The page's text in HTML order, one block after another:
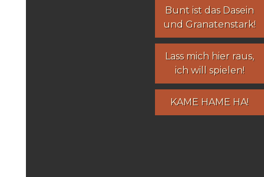
Bunt ist das Dasein
und Granatenstark!
Lass mich hier raus,
ich will spielen!
KAME HAME HA!